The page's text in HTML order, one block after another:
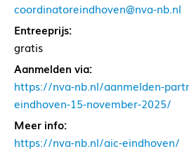
coordinatoreindhoven@nva-nb.nl
Entreeprijs:
gratis
Aanmelden via:
https://nva-nb.nl/aanmelden-
eindhoven-15-november-2025/
Meer info:
https://nva-nb.nl/aic-eindhoven/